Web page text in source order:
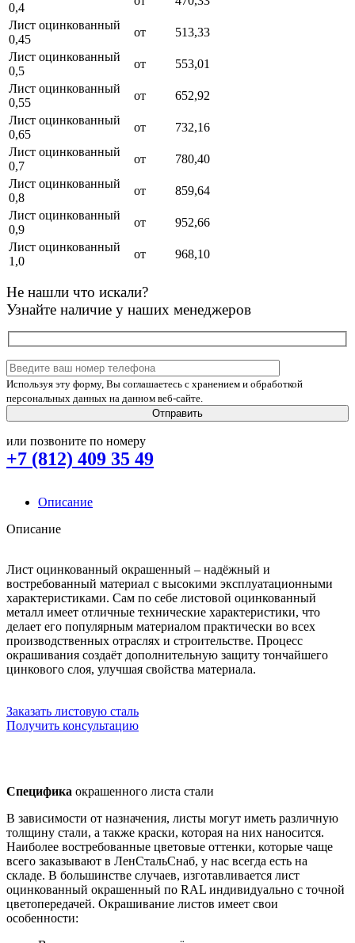
0,4
Лист оцинкованный
0,45
от
513,33
Лист оцинкованный
0,5
от
553,01
Лист оцинкованный
0,55
от
652,92
Лист оцинкованный
0,65
от
732,16
Лист оцинкованный
0,7
от
780,40
Лист оцинкованный
0,8
от
859,64
Лист оцинкованный
0,9
от
952,66
Лист оцинкованный
1,0
от 968,10
Не нашли что искали?
Узнайте наличие у наших менеджеров
Используя эту форму, Вы соглашаетесь с хранением и обработкой
персональных данных на данном веб-сайте.
или позвоните по номеру
+7 (812) 409 35 49
Описание
Описание
Лист оцинкованный окрашенный – надёжный и
востребованный материал с высокими эксплуатационными
характеристиками. Сам по себе листовой оцинкованный
металл имеет отличные технические характеристики, что
делает его популярным материалом практически во всех
производственных отраслях и строительстве. Процесс
окрашивания создаёт дополнительную защиту тончайшего
цинкового слоя, улучшая свойства материала.
Заказать листовую сталь
Получить консультацию
Специфика окрашенного листа стали
В зависимости от назначения, листы могут иметь различную
толщину стали, а также краски, которая на них наносится.
Наиболее востребованные цветовые оттенки, которые чаще
всего заказывают в ЛенСтальСнаб, у нас всегда есть на
складе. В большинстве случаев, изготавливается лист
оцинкованный окрашенный по RAL индивидуально с точной
цветопередачей. Окрашивание листов имеет свои
особенности: